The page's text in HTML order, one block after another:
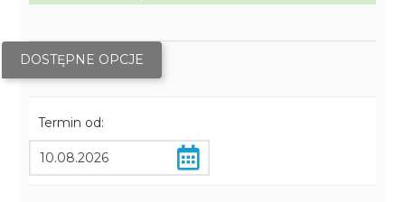
DOSTĘPNE OPCJE
Termin od: